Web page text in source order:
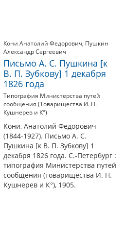
Кони Анатолий Федорович, Пушкин
Александр Сергеевич
Письмо А. С. Пушкина [к
В. П. Зубкову] 1 декабря
1826 года
Типография Министерства путей
сообщения (Товарищества И. Н.
Кушнерев и К°)
Кони, Анатолий Федорович
(1844-1927). Письмо А. С.
Пушкина [к В. П. Зубкову] 1
декабря 1826 года. С.-Петербург :
типография Министерства путей
сообщения (товарищества И. Н.
Кушнерев и К°), 1905.